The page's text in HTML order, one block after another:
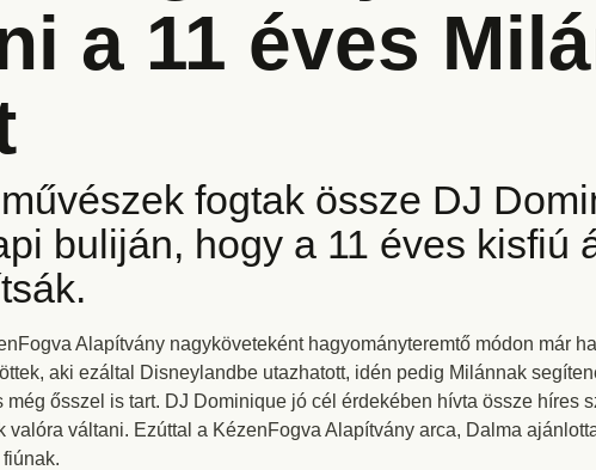
a 11 éves
fogtak össze DJ
buliján, hogy a 11 éves kisfiú
Alapítvány nagyköveteként hagyományteremtő módon már
aki ezáltal Disneylandbe utazhatott, idén pedig Milánnak
még ősszel is tart. DJ Dominique jó cél érdekében hívta össze híres
valóra váltani. Ezúttal a KézenFogva Alapítvány arca, Dalma